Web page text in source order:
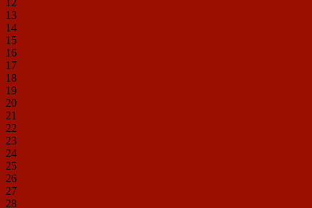
13
14
15
16
17
18
19
20
21
22
23
24
25
26
27
28